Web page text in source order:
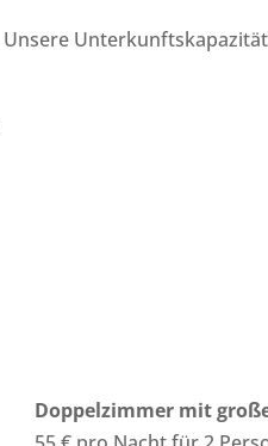
Unsere
Doppelzimmer mit